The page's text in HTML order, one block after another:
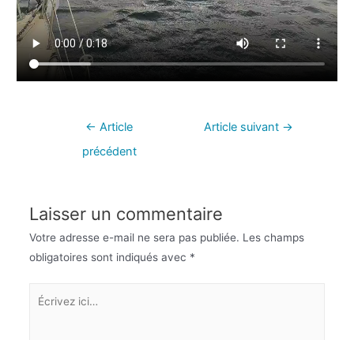
← Article
précédent
Article suivant →
Laisser un commentaire
Votre adresse e-mail ne sera pas publiée. Les champs
obligatoires sont indiqués avec *